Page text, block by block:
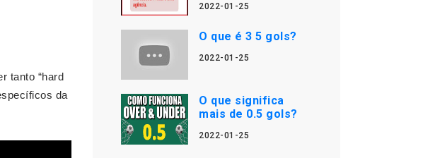
tanto “hard
da
2022-01-25
O que é 3 5 gols?
2022-01-25
O que significa
mais de 0.5 gols?
2022-01-25